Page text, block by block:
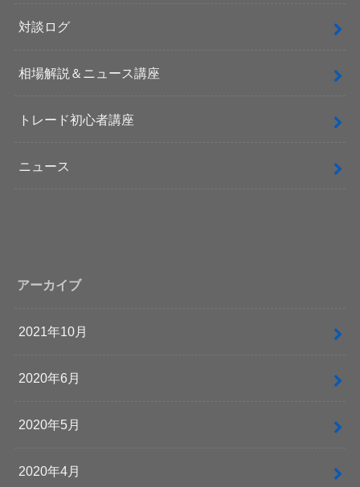
対談ログ
相場解説＆ニュース講座
トレード初心者講座
ニュース
アーカイブ
2021年10月
2020年6月
2020年5月
2020年4月